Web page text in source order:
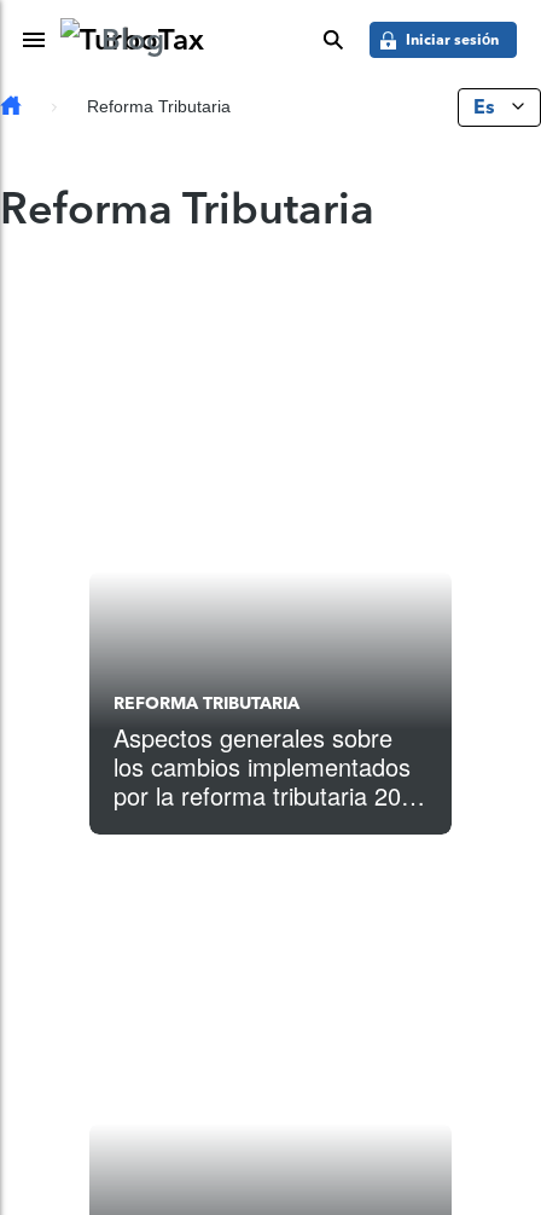
Skip to main content
Toggle Navigation
Blog buscar Iniciar sesión
Reforma Tributaria Es
Reforma Tributaria
REFORMA TRIBUTARIA
Aspectos generales sobre
los cambios implementados
por la reforma tributaria 2018